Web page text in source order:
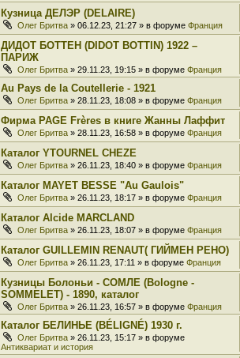
Кузница ДЕЛЭР (DELAIRE)
Олег Бритва » 06.12.23, 21:27 » в форуме Франция
ДИДОТ БОТТЕН (DIDOT BOTTIN) 1922 –
ПАРИЖ
Олег Бритва » 29.11.23, 19:15 » в форуме Франция
Au Pays de la Coutellerie - 1921
Олег Бритва » 28.11.23, 18:08 » в форуме Франция
Фирма PAGE Frères в книге Жанны Лаффит
Олег Бритва » 28.11.23, 16:58 » в форуме Франция
Каталог YTOURNEL CHEZE
Олег Бритва » 26.11.23, 18:40 » в форуме Франция
Каталог MAYET BESSE "Au Gaulois"
Олег Бритва » 26.11.23, 18:17 » в форуме Франция
Каталог Alcide MARCLAND
Олег Бритва » 26.11.23, 18:07 » в форуме Франция
Каталог GUILLEMIN RENAUT( ГИЙМЕН РЕНО)
Олег Бритва » 26.11.23, 17:11 » в форуме Франция
Кузницы Болоньи - СОМЛЕ (Bologne -
SOMMELET) - 1890, каталог
Олег Бритва » 26.11.23, 16:57 » в форуме Франция
Каталог БЕЛИНЬЕ (BÉLIGNÉ) 1930 г.
Олег Бритва » 26.11.23, 15:17 » в форуме
Антиквариат и история